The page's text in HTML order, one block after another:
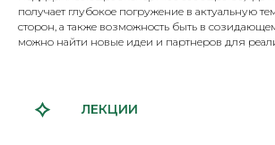
получает глубокое погружение в актуальную
сторон, а также возможность быть в
можно найти новые идеи и партнеров для
ЛЕКЦИИ